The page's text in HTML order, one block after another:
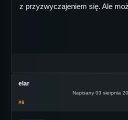
z przyzwyczajeniem się. Ale
elar
Napisany 03 sierpnia
#6